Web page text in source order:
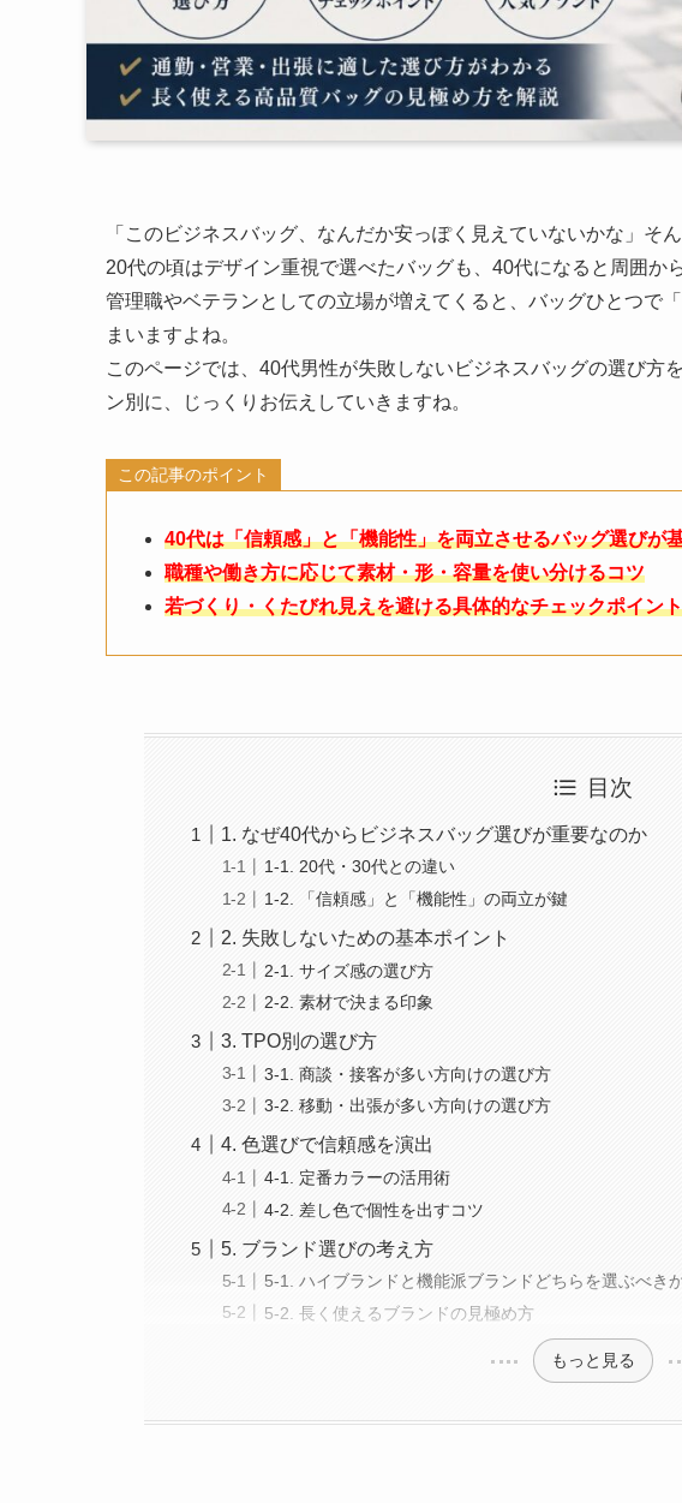
「このビジネスバッグ、なんだか安っぽく見えていないかな」そ
20代の頃はデザイン重視で選べたバッグも、40代になると周囲か
管理職やベテランとしての立場が増えてくると、バッグひとつで
まいますよね。
このページでは、40代男性が失敗しないビジネスバッグの選び方
ン別に、じっくりお伝えしていきますね。
この記事のポイント
40代は「信頼感」と「機能性」を両立させるバッグ選びが
職種や働き方に応じて素材・形・容量を使い分けるコツ
若づくり・くたびれ見えを避ける具体的なチェックポイント
目次
1. なぜ40代からビジネスバッグ選びが重要なのか
1-1. 20代・30代との違い
1-2. 「信頼感」と「機能性」の両立が鍵
2. 失敗しないための基本ポイント
2-1. サイズ感の選び方
2-2. 素材で決まる印象
3. TPO別の選び方
3-1. 商談・接客が多い方向けの選び方
3-2. 移動・出張が多い方向けの選び方
4. 色選びで信頼感を演出
4-1. 定番カラーの活用術
4-2. 差し色で個性を出すコツ
5. ブランド選びの考え方
5-1. ハイブランドと機能派ブランドどちらを選ぶべき
5-2. 長く使えるブランドの見極め方
もっと見る